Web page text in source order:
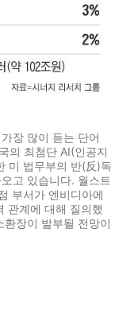
장 많이 듣는 단어
의 최첨단 AI(인공지
미 법무부의 반(反)독
고 있습니다. 월스트
부서가 엔비디아에
관계에 대해 질의했
장이 발부될 전망이